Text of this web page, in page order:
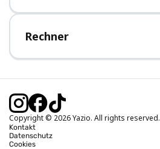
Hilfe-Bereich
Rechner
BMI Rechner
Idealgewicht berechnen
Kalorienverbrauch berechnen
Copyright © 2026 Yazio. All rights reserved.
Kontakt
Datenschutz
Cookies